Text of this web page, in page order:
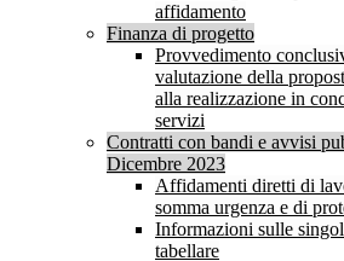
affidamento
Finanza di progetto
Provvedimento
valutazione della
alla realizzazione in
servizi
Contratti con bandi e avvisi
Dicembre 2023
Affidamenti diretti di
somma urgenza e di
Informazioni sulle
tabellare